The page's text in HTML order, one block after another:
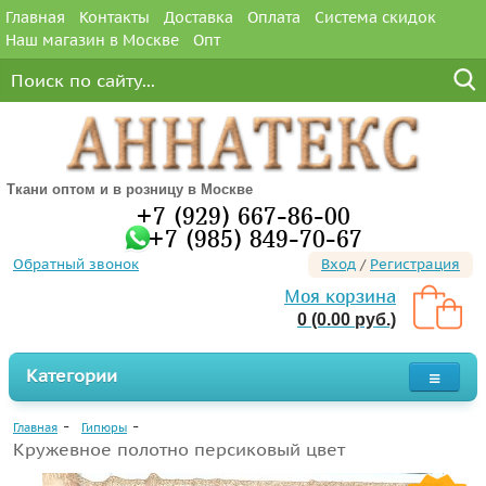
Главная Контакты Доставка Оплата
Система скидок
Наш магазин в Москве
Опт
Ткани оптом и в розницу в Москве
+7 (929) 667-86-00
+7 (985) 849-70-67
Обратный звонок Вход / Регистрация
Моя корзина
0 (0.00 руб.)
Категории
Главная Гипюры
Кружевное полотно персиковый цвет